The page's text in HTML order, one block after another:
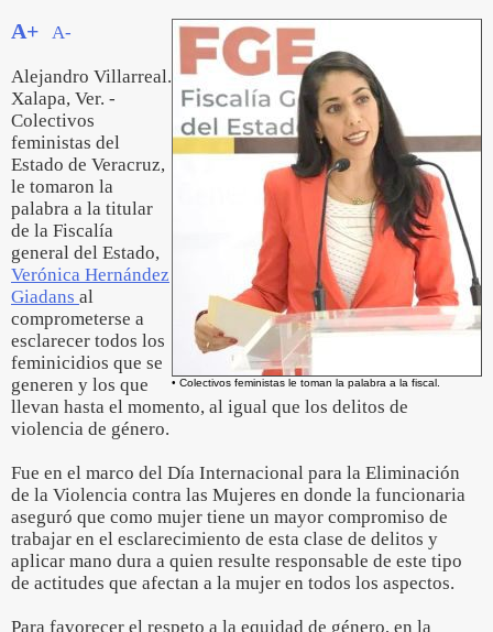
• Colectivos feministas le toman la palabra a la fiscal.
A+ A-
Alejandro Villarreal.
Xalapa, Ver. -
Colectivos
feministas del
Estado de Veracruz,
le tomaron la
palabra a la titular
de la Fiscalía
general del Estado,
Verónica Hernández
Giadans al
comprometerse a
esclarecer todos los
feminicidios que se
generen y los que
llevan hasta el momento, al igual que los delitos de
violencia de género.
Fue en el marco del Día Internacional para la Eliminación
de la Violencia contra las Mujeres en donde la funcionaria
aseguró que como mujer tiene un mayor compromiso de
trabajar en el esclarecimiento de esta clase de delitos y
aplicar mano dura a quien resulte responsable de este tipo
de actitudes que afectan a la mujer en todos los aspectos.
Para favorecer el respeto a la equidad de género, en la